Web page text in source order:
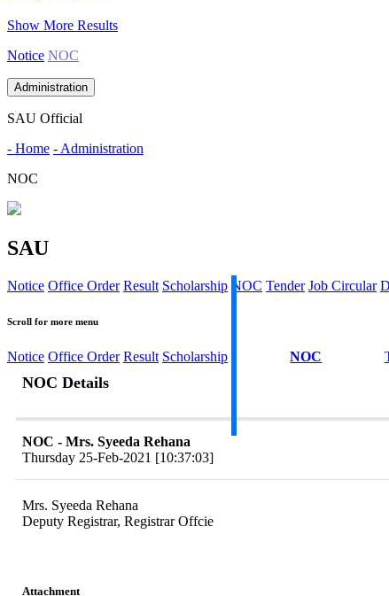
Show More Results
Notice NOC
Administration
SAU Official
- Home - Administration
NOC
SAU
Notice Office Order Result Scholarship NOC Tender Job Circular
Scroll for more menu
Notice Office Order Result Scholarship NOC
NOC Details
NOC - Mrs. Syeeda Rehana
Thursday 25-Feb-2021 [10:37:03]
Mrs. Syeeda Rehana
Deputy Registrar, Registrar Offcie
Attachment